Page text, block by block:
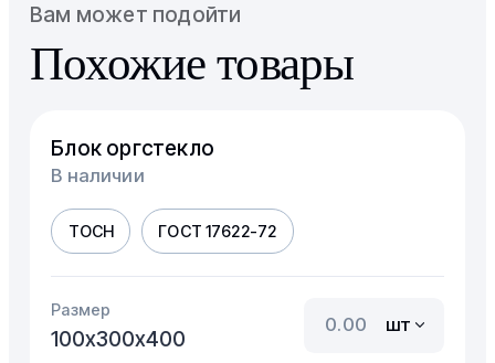
Вам может подойти
Похожие товары
Блок оргстекло
В наличии
ТОСН ГОСТ 17622-72
Размер
100х300х400
шт